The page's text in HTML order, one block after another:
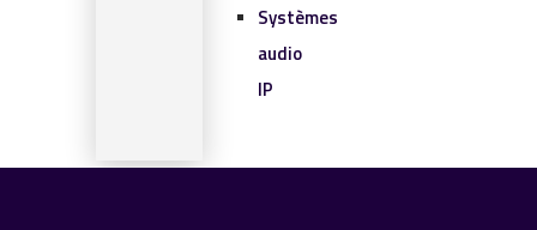
Systèmes
audio
IP